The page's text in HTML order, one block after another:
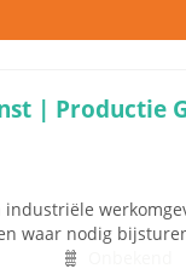
| Productie
waar nodig